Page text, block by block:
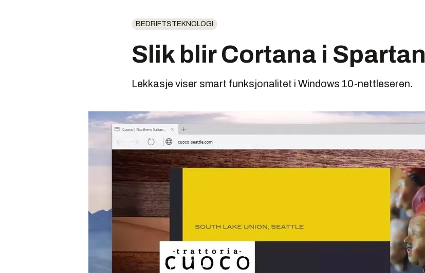
BEDRIFTSTEKNOLOGI
Slik blir Cortana i Spartan
Lekkasje viser smart funksjonalitet i Windows 10-nettleseren.